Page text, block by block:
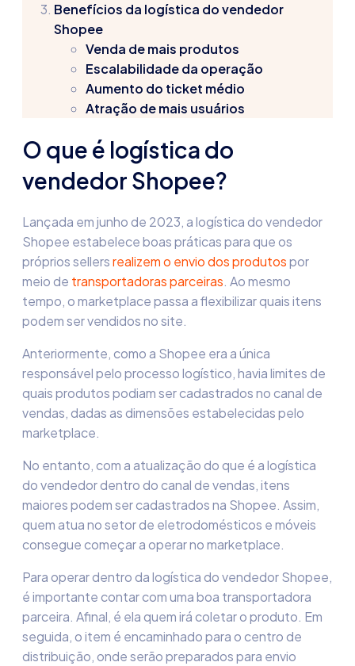
Benefícios da logística do vendedor
Shopee
Venda de mais produtos
Escalabilidade da operação
Aumento do ticket médio
Atração de mais usuários
O que é logística do
vendedor Shopee?
Lançada em junho de 2023, alogística do vendedor
Shopee estabelece boas práticas para que os
próprios sellersrealizem o envio dos produtospor
meio de transportadoras parceiras. Ao mesmo
tempo, o marketplace passa a flexibilizar quais itens
podem ser vendidos no site.
Anteriormente, como a Shopee era a única
responsável pelo processo logístico, havia limites de
quais produtos podiam ser cadastrados no canal de
vendas, dadas as dimensões estabelecidas pelo
marketplace.
No entanto, com a atualização doque é a logística
do vendedordentro do canal de vendas, itens
maiores podem ser cadastrados na Shopee. Assim,
quem atua no setor de eletrodomésticos e móveis
consegue começar a operar no marketplace.
Para operar dentro dalogística do vendedor Shopee,
é importante contar com uma boa transportadora
parceira. Afinal, é ela quem irá coletar o produto. Em
seguida, o item é encaminhado para o centro de
distribuição, onde serão preparados para envio